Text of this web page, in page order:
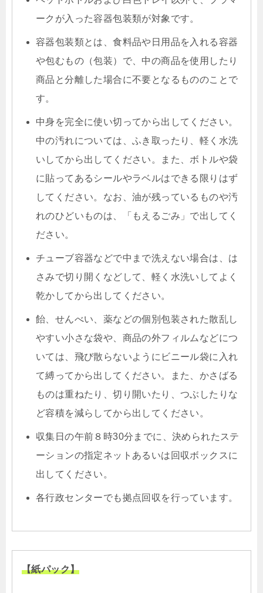
ークが入った容器包装類が対象です。
容器包装類とは、食料品や日用品を入れる容器
や包むもの（包装）で、中の商品を使用したり
商品と分離した場合に不要となるもののことで
す。
中身を完全に使い切ってから出してください。
中の汚れについては、ふき取ったり、軽く水洗
いしてから出してください。また、ボトルや袋
に貼ってあるシールやラベルはできる限りはず
してください。なお、油が残っているものや汚
れのひどいものは、「もえるごみ」で出してく
ださい。
チューブ容器などで中まで洗えない場合は、は
さみで切り開くなどして、軽く水洗いしてよく
乾かしてから出してください。
飴、せんべい、薬などの個別包装された散乱し
やすい小さな袋や、商品の外フィルムなどにつ
いては、飛び散らないようにビニール袋に入れ
て縛ってから出してください。また、かさばる
ものは重ねたり、切り開いたり、つぶしたりな
ど容積を減らしてから出してください。
収集日の午前８時30分までに、決められたステ
ーションの指定ネットあるいは回収ボックスに
出してください。
各行政センターでも拠点回収を行っています。
【紙パック】